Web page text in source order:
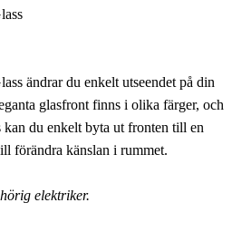
ändrar du enkelt utseendet på din
glasfront finns i olika färger, och
du enkelt byta ut fronten till en
förändra känslan i rummet.
elektriker.